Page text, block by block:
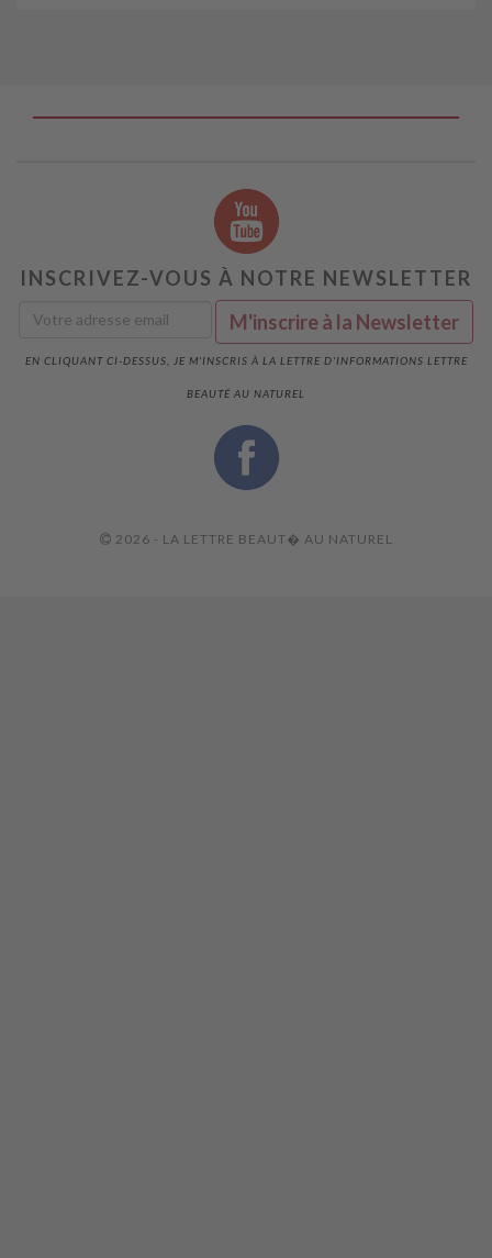
INSCRIVEZ-VOUS À NOTRE NEWSLETTER
EN CLIQUANT CI-DESSUS, JE M'INSCRIS À LA LETTRE D'INFORMATIONS LETTRE
BEAUTÉ AU NATUREL
2026 - LA LETTRE BEAUT� AU NATUREL